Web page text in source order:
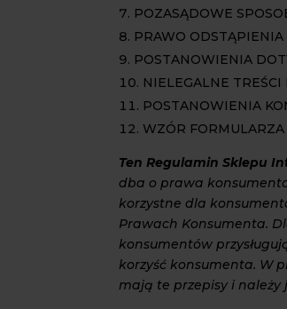
POZASĄDOWE
PRAWO
POSTANOWIENIA
NIELEGALNE
POSTANOWIENIA
WZÓR
TenRegulamin Sklepu
dba o prawa
korzystne dla
Prawach Konsumenta.
konsumentów
korzyść konsumenta. W
mają te przepisy i należy